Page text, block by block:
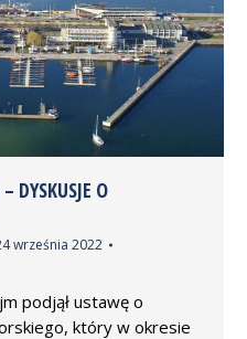
DYSKUSJE O
września 2022
podjął ustawę o
który w okresie